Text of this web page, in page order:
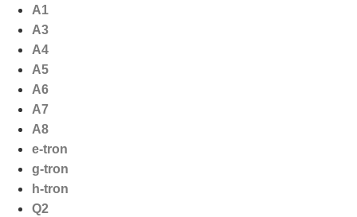
naar
inhoud
A1
A3
A4
A5
A6
A7
A8
e-tron
g-tron
h-tron
Q2